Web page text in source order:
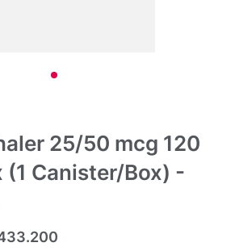
25/50 mcg 120
(1 Canister/Box) -